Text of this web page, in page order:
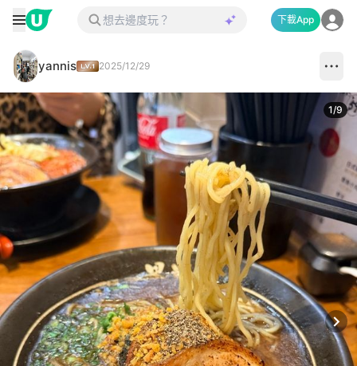
下載App
yannis 2025/12/29
1/9